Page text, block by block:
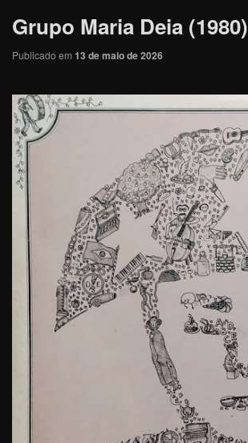
Grupo Maria Deia (1980)
Publicado em 13 de maio de 2026